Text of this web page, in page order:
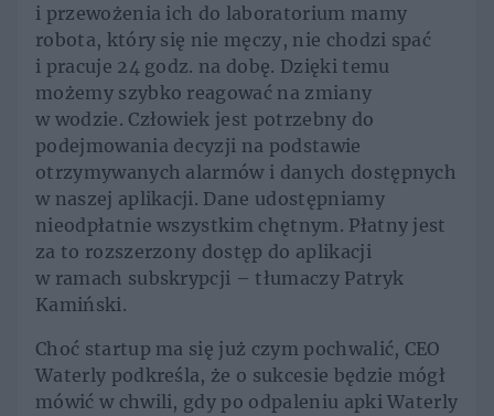
i przewożenia ich do laboratorium mamy
robota, który się nie męczy, nie chodzi spać
i pracuje 24 godz. na dobę. Dzięki temu
możemy szybko reagować na zmiany
w wodzie. Człowiek jest potrzebny do
podejmowania decyzji na podstawie
otrzymywanych alarmów i danych dostępnych
w naszej aplikacji. Dane udostępniamy
nieodpłatnie wszystkim chętnym. Płatny jest
za to rozszerzony dostęp do aplikacji
w ramach subskrypcji – tłumaczy Patryk
Kamiński.
Choć startup ma się już czym pochwalić, CEO
Waterly podkreśla, że o sukcesie będzie mógł
mówić w chwili, gdy po odpaleniu apki Waterly